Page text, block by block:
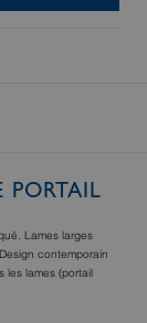
PORTAIL
Lames larges
contemporain
les lames (portail